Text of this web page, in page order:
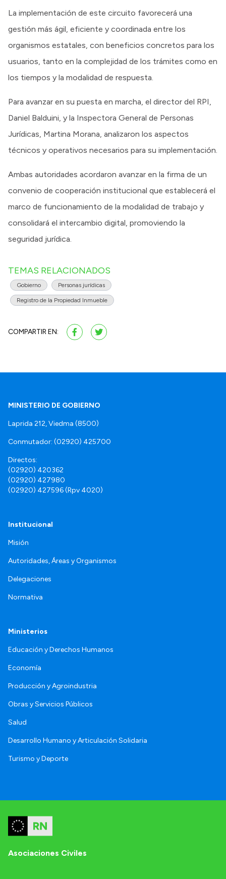
La implementación de este circuito favorecerá una
gestión más ágil, eficiente y coordinada entre los
organismos estatales, con beneficios concretos para los
usuarios, tanto en la complejidad de los trámites como en
los tiempos y la modalidad de respuesta.
Para avanzar en su puesta en marcha, el director del RPI,
Daniel Balduini, y la Inspectora General de Personas
Jurídicas, Martina Morana, analizaron los aspectos
técnicos y operativos necesarios para su implementación.
Ambas autoridades acordaron avanzar en la firma de un
convenio de cooperación institucional que establecerá el
marco de funcionamiento de la modalidad de trabajo y
consolidará el intercambio digital, promoviendo la
seguridad jurídica.
TEMAS RELACIONADOS
Gobierno Personas jurídicas
Registro de la Propiedad Inmueble
COMPARTIR EN:
MINISTERIO DE GOBIERNO
Laprida 212, Viedma (8500)
Conmutador: (02920) 425700
Directos:
(02920) 420362
(02920) 427980
(02920) 427596 (Rpv 4020)
Institucional
Misión
Autoridades, Áreas y Organismos
Delegaciones
Normativa
Ministerios
Educación y Derechos Humanos
Economía
Producción y Agroindustria
Obras y Servicios Públicos
Salud
Desarrollo Humano y Articulación Solidaria
Turismo y Deporte
Asociaciones Civiles